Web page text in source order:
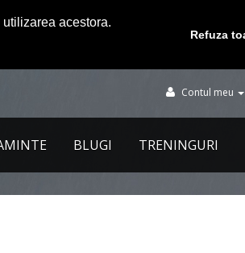
acestora.
Refuza
Contul meu
BLUGI TRENINGURI